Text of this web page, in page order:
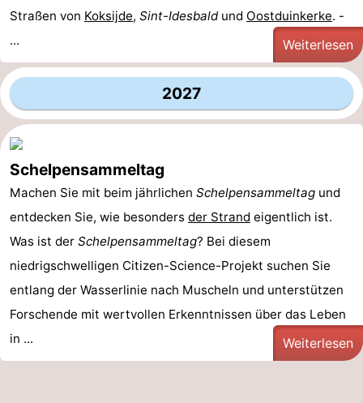
Straßen von Koksijde, Sint-Idesbaldund Oostduinkerke. -
...
Weiterlesen
2027
Schelpensammeltag
Machen Sie mit beim jährlichen Schelpensammeltag und
entdecken Sie, wie besonders der Strand eigentlich ist.
Was ist der Schelpensammeltag? Bei diesem
niedrigschwelligen Citizen-Science-Projekt suchen Sie
entlang der Wasserlinie nach Muscheln und unterstützen
Forschende mit wertvollen Erkenntnissen über das Leben
in ...
Weiterlesen